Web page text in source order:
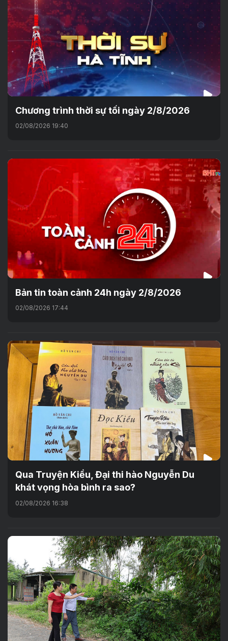
Chương trình thời sự tối ngày 2/8/2026
02/08/2026 19:40
Bản tin toàn cảnh 24h ngày 2/8/2026
02/08/2026 17:44
Qua Truyện Kiều, Đại thi hào Nguyễn Du
khát vọng hòa bình ra sao?
02/08/2026 16:38